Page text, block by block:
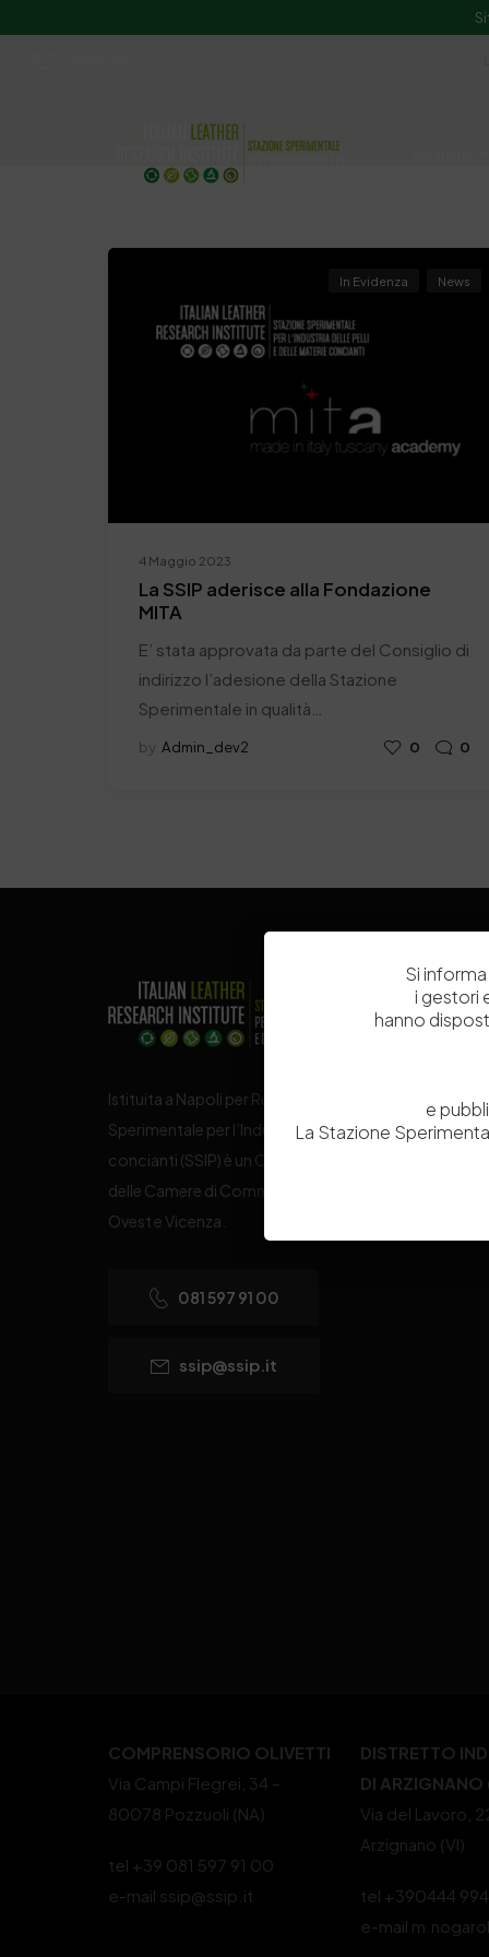
4 Maggio 2023
In Evidenza News
La SSIP aderisce alla Fondazione
MITA
E’ stata approvata da parte del Consiglio di
indirizzo l’adesione della Stazione
Sperimentale in qualità…
by Admin_dev2 0 0
Istituita a Napoli per Regio Decreto nel 1885, la
Sperimentale per l’Industria delle Pelli e delle materie
concianti (SSIP) è un Organismo di Ricerca Nazionale
delle Camere di Commercio di Napoli, Toscana Nord-
Ovest e Vicenza.
081 597 91 00
ssip@ssip.it
COMPRENSORIO OLIVETTI
Via Campi Flegrei, 34 –
80078 Pozzuoli (NA)
tel +39 081 597 91 00
e-mail ssip@ssip.it
DISTRETTO
DI ARZIGNANO
Via del Lavoro,
Arzignano (VI)
tel +390444
e-mail
Si
i gestori
hanno
e
La Stazione